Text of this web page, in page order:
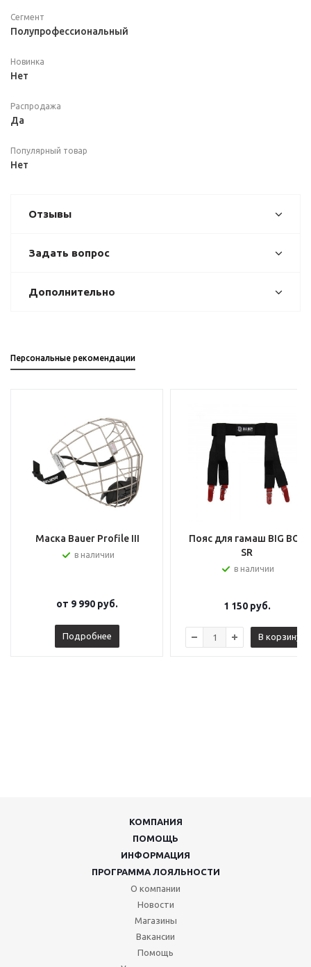
Сегмент
Полупрофессиональный
Новинка
Нет
Распродажа
Да
Популярный товар
Нет
Отзывы
Задать вопрос
Дополнительно
Персональные рекомендации
Маска Bauer Profile III
в наличии
от 9 990 руб.
Подробнее
Пояс для гамаш BIG BOY
SR
в наличии
1 150руб.
В корзину
КОМПАНИЯ
ПОМОЩЬ
ИНФОРМАЦИЯ
ПРОГРАММА ЛОЯЛЬНОСТИ
О компании
Новости
Магазины
Вакансии
Помощь